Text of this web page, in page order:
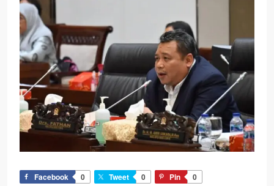
Facebook 0 Tweet 0 Pin
0